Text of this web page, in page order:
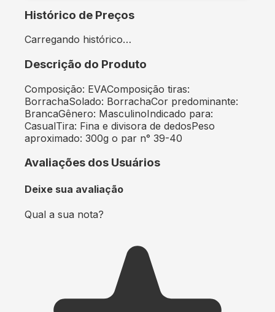
Histórico de Preços
Carregando histórico…
Descrição do Produto
Composição: EVAComposição tiras:
BorrachaSolado: BorrachaCor predominante:
BrancaGênero: MasculinoIndicado para:
CasualTira: Fina e divisora de dedosPeso
aproximado: 300g o par n° 39-40
Avaliações dos Usuários
Deixe sua avaliação
Qual a sua nota?